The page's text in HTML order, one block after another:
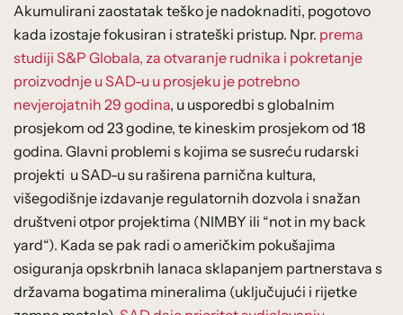
Akumulirani zaostatak teško je nadoknaditi, pogotovo
kada izostaje fokusiran i strateški pristup. Npr. prema
studiji S&P Globala, za otvaranje rudnika i pokretanje
proizvodnje u SAD-u u prosjeku je potrebno
nevjerojatnih 29 godina, u usporedbi s globalnim
prosjekom od 23 godine, te kineskim prosjekom od 18
godina. Glavni problemi s kojima se susreću rudarski
projekti u SAD-u su raširena parnična kultura,
višegodišnje izdavanje regulatornih dozvola i snažan
društveni otpor projektima (NIMBY ili “not in my back
yard“). Kada se pak radi o američkim pokušajima
osiguranja opskrbnih lanaca sklapanjem partnerstava s
državama bogatima mineralima (uključujući i rijetke